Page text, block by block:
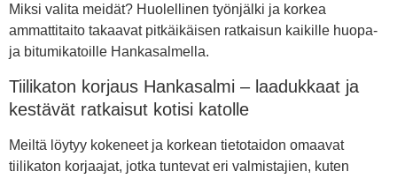
Miksi valita meidät? Huolellinen työnjälki ja korkea
ammattitaito takaavat pitkäikäisen ratkaisun kaikille huopa-
ja bitumikatoille Hankasalmella.
Tiilikaton korjaus Hankasalmi – laadukkaat ja
kestävät ratkaisut kotisi katolle
Meiltä löytyy kokeneet ja korkean tietotaidon omaavat
tiilikaton korjaajat, jotka tuntevat eri valmistajien, kuten